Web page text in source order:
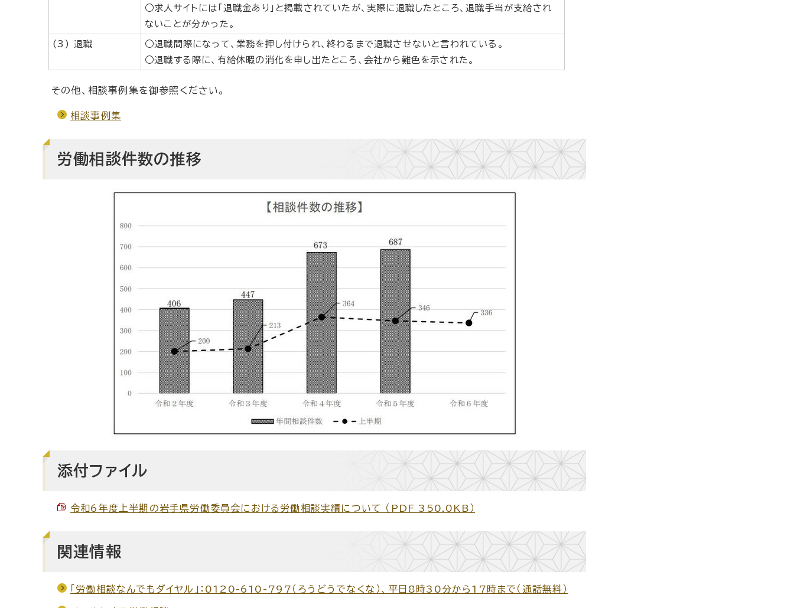
○求人サイトには「退職金あり」と掲載されていたが、実際に退職したところ、退職手当が支給され
ないことが分かった。
(3) 退職
○退職間際になって、業務を押し付けられ、終わるまで退職させないと言われている。
○退職する際に、有給休暇の消化を申し出たところ、会社から難色を示された。
その他、相談事例集を御参照ください。
相談事例集
労働相談件数の推移
添付ファイル
令和6年度上半期の岩手県労働委員会における労働相談実績について （PDF 350.0KB）
関連情報
「労働相談なんでもダイヤル」：0120-610-797（ろうどうでなくな）、平日8時30分から17時まで（通話無料）